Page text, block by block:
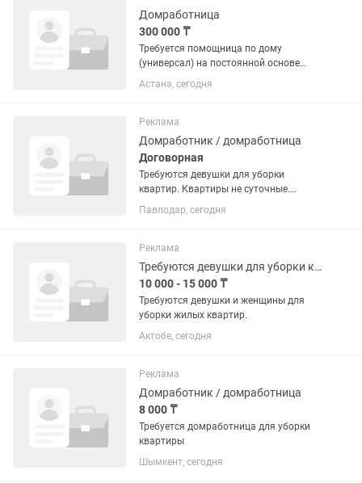
Домработница
300 000 ₸
Требуется помощница по дому
(универсал) на постоянной основе
График: 5 дней в неделю, с 10:00 до
вкусной домашней...
Астана, сегодня
Реклама
Домработник / домработница
Договорная
Требуются девушки для уборки
квартир. Квартиры не суточные.
Оплата труда достойная.
Павлодар, сегодня
Реклама
Требуются девушки для уборки квартир
10 000 - 15 000 ₸
Требуются девушки и женщины для
уборки жилых квартир.
Актобе, сегодня
Реклама
Домработник / домработница
8 000 ₸
Требуется домработница для уборки
квартиры
Шымкент, сегодня